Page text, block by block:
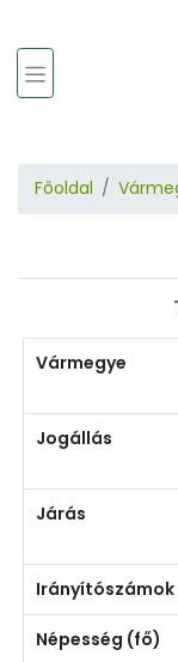
Főoldal
Vármegye
Jogállás
Járás
Irányítószámok
Népesség (fő)